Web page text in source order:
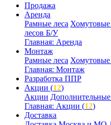
Продажа
Аренда
Рамные леса Хомутовые
лесов Б/У
Главная: Аренда
Монтаж
Рамные леса Хомутовые
Главная: Монтаж
Разработка ППР
Акции (12)
Акции
Главная: Акции (12)
Доставка